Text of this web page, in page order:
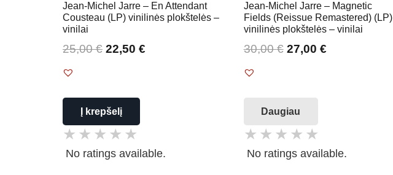
Jean-Michel Jarre – En Attendant
Cousteau (LP) vinilinės plokštelės –
vinilai
25,00€ 22,50 €
Į krepšelį
No ratings available.
Jean-Michel Jarre – Magnetic
Fields (Reissue Remastered) (LP)
vinilinės plokštelės – vinilai
30,00€ 27,00 €
Daugiau
No ratings available.